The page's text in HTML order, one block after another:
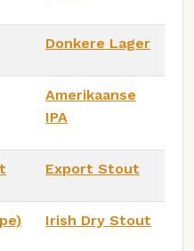
Donkere Lager
Amerikaanse
IPA
Export Stout
Irish Dry Stout